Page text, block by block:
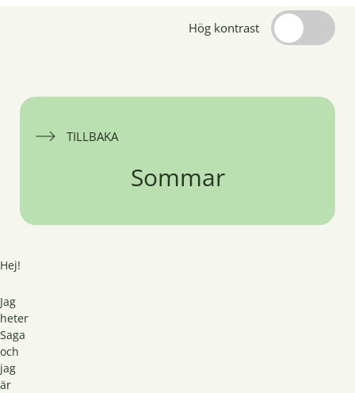
Hög kontrast
TILLBAKA
Sommar
Hej!
Jag
heter
Saga
och
jag
är